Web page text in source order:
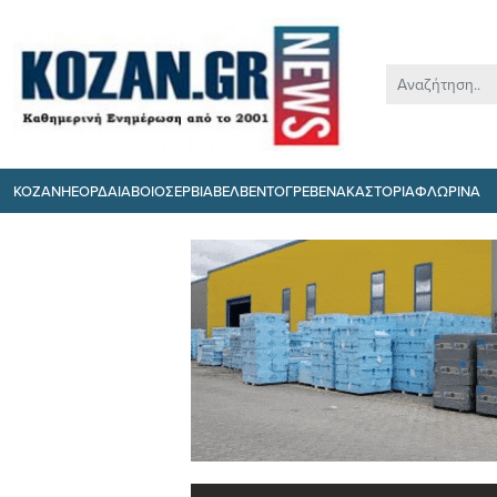
ΚΟΖΑΝΗΕΟΡΔΑΙΑΒΟΙΟΣΕΡΒΙΑΒΕΛΒΕΝΤΟΓΡΕΒΕΝΑΚΑΣΤΟΡΙΑΦΛΩΡΙΝΑ